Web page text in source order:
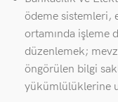
ödeme sistemleri,
ortamında işleme
düzenlemek;
öngörülen bilgi
yükümlülüklerine